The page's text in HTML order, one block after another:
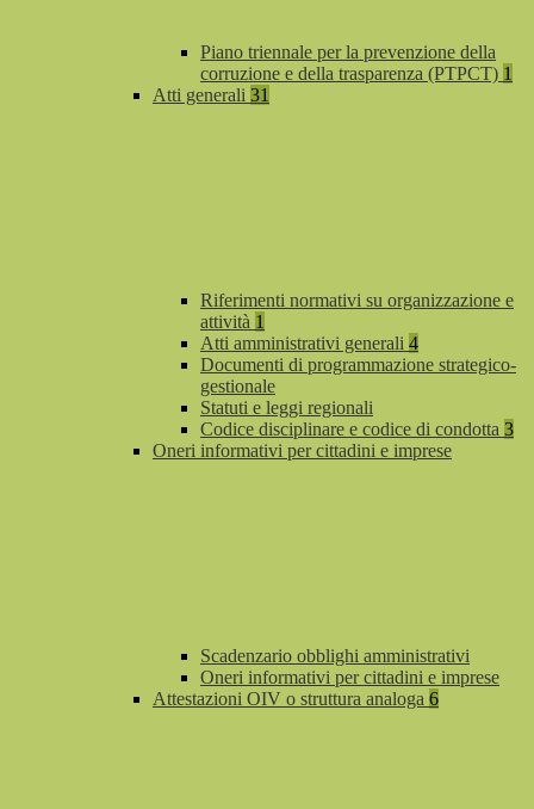
Piano triennale per la prevenzione della
corruzione e della trasparenza (PTPCT) 1
Atti generali 31
Riferimenti normativi su organizzazione e
attività 1
Atti amministrativi generali 4
Documenti di programmazione strategico-
gestionale
Statuti e leggi regionali
Codice disciplinare e codice di condotta 3
Oneri informativi per cittadini e imprese
Scadenzario obblighi amministrativi
Oneri informativi per cittadini e imprese
Attestazioni OIV o struttura analoga 6